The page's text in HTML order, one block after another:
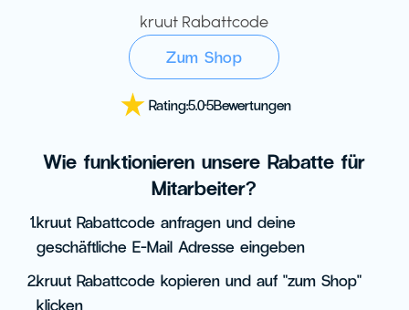
kruut Rabattcode
Zum Shop
Rating:5.0·5Bewertungen
Wie funktionieren unsere Rabatte für
Mitarbeiter?
1.kruut Rabattcode anfragen und deine
geschäftliche E-Mail Adresse eingeben
2.kruut Rabattcode kopieren und auf "zum Shop"
klicken